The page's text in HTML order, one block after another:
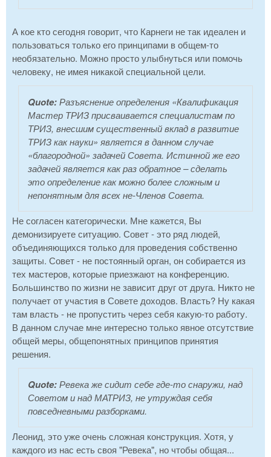
А кое кто сегодня говорит, что Карнеги не так идеален и
пользоваться только его принципами в общем-то
необязательно. Можно просто улыбнуться или помочь
человеку, не имея никакой специальной цели.
Quote:Разъяснение определения «Квалификация
Мастер ТРИЗ присваивается специалистам по
ТРИЗ, внесшим существенный вклад в развитие
ТРИЗ как науки» является в данном случае
«благородной» задачей Совета. Истинной же его
задачей является как раз обратное – сделать
это определение как можно более сложным и
непонятным для всех не-Членов Совета.
Не согласен категорически. Мне кажется, Вы
демонизируете ситуацию. Совет - это ряд людей,
объединяющихся только для проведения собственно
защиты. Совет - не постоянный орган, он собирается из
тех мастеров, которые приезжают на конференцию.
Большинство по жизни не зависит друг от друга. Никто не
получает от участия в Совете доходов. Власть? Ну какая
там власть - не пропустить через себя какую-то работу.
В данном случае мне интересно только явное отсутствие
общей меры, общепонятных принципов принятия
решения.
Quote:Ревека же сидит себе где-то снаружи, над
Советом и над МАТРИЗ, не утруждая себя
повседневными разборками.
Леонид, это уже очень сложная конструкция. Хотя, у
каждого из нас есть своя "Ревека", но чтобы общая...